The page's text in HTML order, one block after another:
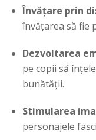
Învățare prin
învățarea să fie
Dezvoltarea
pe copii să
bunătății.
Stimularea
personajele